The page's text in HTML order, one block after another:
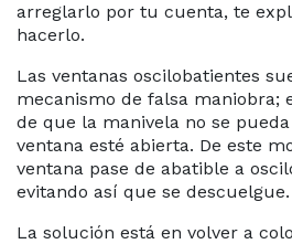
arreglarlo por tu cuenta, te
hacerlo.
Las ventanas oscilobatientes
mecanismo de falsa maniobra;
de que la manivela no se
ventana esté abierta. De este
ventana pase de abatible a
evitando así que se descuelgue.
La solución está en volver a